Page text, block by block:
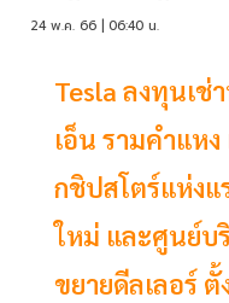
24 พ.ค. 66 | 06:40 น.
Tesla ลงทุนเช่
เอ็น รามคำแห
กชิปสโตร์แห่งแ
ใหม่ และศูนย์บ
ขยายดีลเลอร์ ตั้